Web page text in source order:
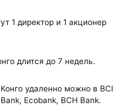
1 директор и 1 акционер
длится до 7 недель.
удаленно можно в BCI
Ecobank, BCH Bank.